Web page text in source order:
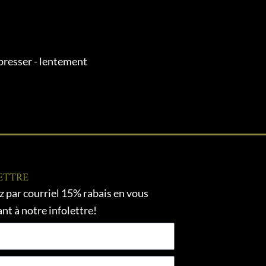
- lentement
par courriel 15% rabais en vous
à notre infolettre!